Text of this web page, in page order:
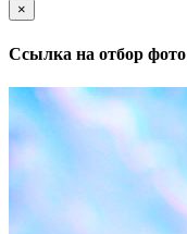
×
Ссылка на отбор фото